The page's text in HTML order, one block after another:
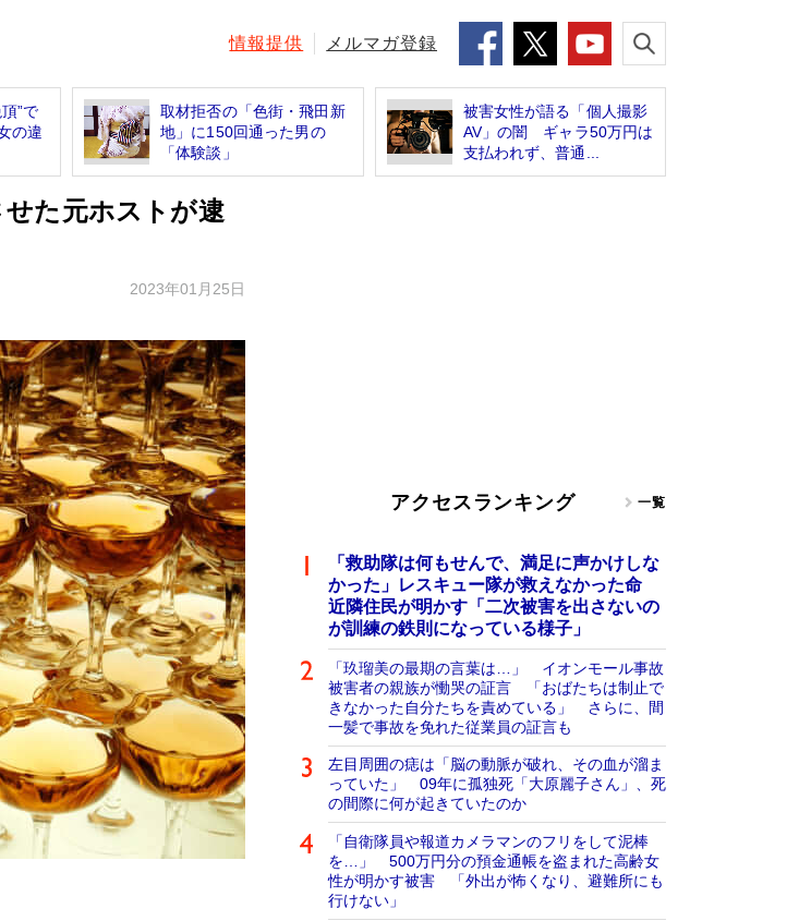
情報提供 メルマガ登録
”で
の違
取材拒否の「色街・飛田新
地」に150回通った男の
「体験談」
被害女性が語る「個人撮影
AV」の闇 ギャラ50万円は
支払われず、普通...
た元ホストが逮
2023年01月25日
アクセスランキング 一覧
「救助隊は何もせんで、満足に声かけしな
かった」レスキュー隊が救えなかった命
近隣住民が明かす「二次被害を出さないの
が訓練の鉄則になっている様子」
「玖瑠美の最期の言葉は…」 イオンモール事故
被害者の親族が慟哭の証言 「おばたちは制止で
きなかった自分たちを責めている」 さらに、間
一髪で事故を免れた従業員の証言も
左目周囲の痣は「脳の動脈が破れ、その血が溜ま
っていた」 09年に孤独死「大原麗子さん」、死
の間際に何が起きていたのか
「自衛隊員や報道カメラマンのフリをして泥棒
を…」 500万円分の預金通帳を盗まれた高齢女
性が明かす被害 「外出が怖くなり、避難所にも
行けない」